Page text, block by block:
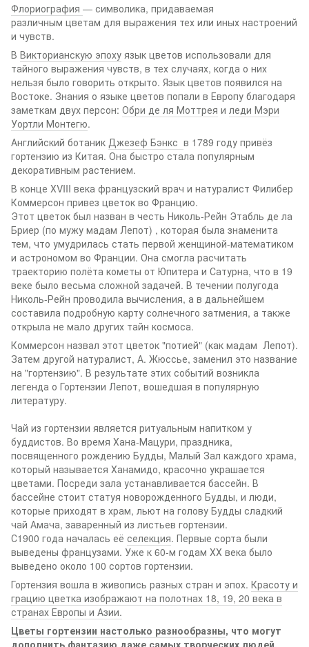
Флориография — символика, придаваемая
различным цветам для выражения тех или иных настроений
и чувств.
В Викторианскую эпоху язык цветов использовали для
тайного выражения чувств, в тех случаях, когда о них
нельзя было говорить открыто. Язык цветов появился на
Востоке. Знания о языке цветов попали в Европу благодаря
заметкам двух персон: Обри де ля Моттрея и леди Мэри
Уортли Монтегю.
Английский ботаник Джезеф Бэнкс в 1789 году привёз
гортензию из Китая. Она быстро стала популярным
декоративным растением.
В конце ХVIII века французский врач и натуралист Филибер
Коммерсон привез цветок во Францию.
Этот цветок был назван в честь Николь-Рейн Этабль де ла
Бриер (по мужу мадам Лепот) , которая была знаменита
тем, что умудрилась стать первой женщиной-математиком
и астрономом во Франции. Она смогла расчитать
траекторию полёта кометы от Юпитера и Сатурна, что в 19
веке было весьма сложной задачей. В течении полугода
Николь-Рейн проводила вычисления, а в дальнейшем
составила подробную карту солнечного затмения, а также
открыла не мало других тайн космоса.
Коммерсон назвал этот цветок "потией" (как мадам Лепот).
Затем другой натуралист, А. Жюссье, заменил это название
на "гортензию". В результате этих событий возникла
легенда о Гортензии Лепот, вошедшая в популярную
литературу.
Чай из гортензии является ритуальным напитком у
буддистов. Во время Хана-Мацури, праздника,
посвященного рождению Будды, Малый Зал каждого храма,
который называется Ханамидо, красочно украшается
цветами. Посреди зала устанавливается бассейн. В
бассейне стоит статуя новорожденного Будды, и люди,
которые приходят в храм, льют на голову Будды сладкий
чай Амача, заваренный из листьев гортензии.
С1900 года началась её селекция. Первые сорта были
выведены французами. Уже к 60-м годам ХХ века было
выведено около 100 сортов гортензии.
Гортензия вошла в живопись разных стран и эпох. Красоту и
грацию цветка изображают на полотнах 18, 19, 20 века в
странах Европы и Азии.
Цветы гортензии настолько разнообразны, что могут
дополнить фантазию даже самых творческих людей.